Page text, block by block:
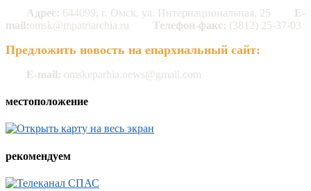
Адрес: 644099, г. Омск, ул. Интернациональная, 25
E-
mail:omsk@mpatriarchia.ru Телефон-факс: (3812) 25-37-03
Предложить новость на епархиальный сайт:
E-mail: omskeparhia.news@gmail.com
местоположение
рекомендуем